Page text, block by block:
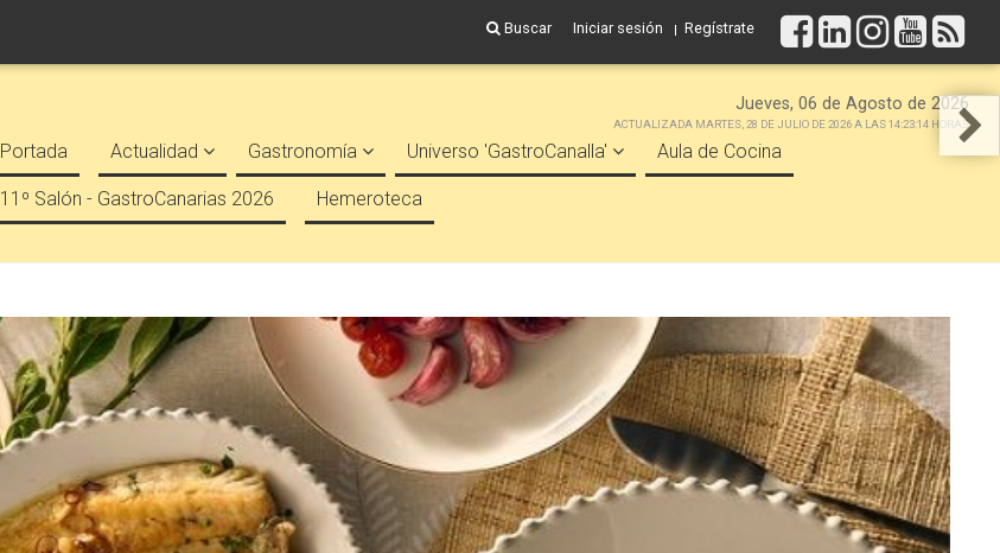
Buscar Iniciar sesión Regístrate
Jueves, 06 de Agosto de 2026
ACTUALIZADA MARTES, 28 DE JULIO DE 2026 A LAS 14:23:14 HORAS
Portada Actualidad Gastronomía Universo 'GastroCanalla' Aula de Cocina
11º Salón - GastroCanarias 2026 Hemeroteca